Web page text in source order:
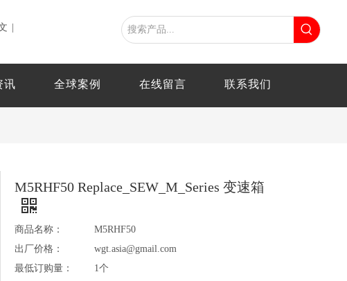
讯 全球案例 在线留言 联系我们
M5RHF50 Replace_SEW_M_Series 变速箱
商品名称：
M5RHF50
出厂价格：
wgt.asia@gmail.com
最低订购量：
1个